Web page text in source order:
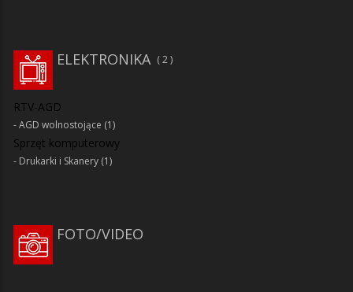
2
ELEKTRONIKA
RTV-AGD
AGD wolnostojące (1)
Sprzęt komputerowy
Drukarki i Skanery (1)
FOTO/VIDEO